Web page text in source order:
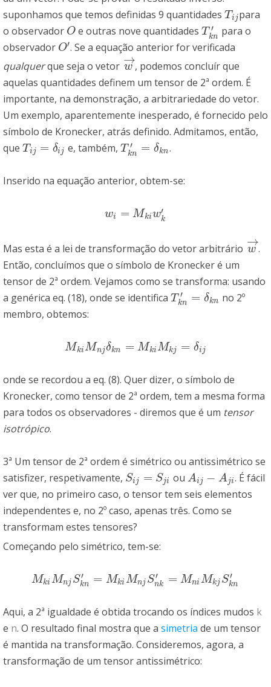
suponhamos que temos definidas 9 quantidades T ij
Tij para
o observador O
O e outras nove quantidadesT ′
kn
Tkn ′para o
observador O′
O′. Se a equação anterior for verificada
qualquerque seja o vetor w
→
w→, podemos concluír que
aquelas quantidades definem um tensor de 2ª ordem. É
importante, na demonstração, a arbitrariedade do vetor.
Um exemplo, aparentemente inesperado, é fornecido pelo
símbolo de Kronecker, atrás definido. Admitamos, então,
que T ij = δij
Tij= δij e, também, T ′
kn = δkn
Tkn =δ kn .
Inserido na equação anterior, obtem-se:
wi = Mkiw′
k
wi= Mkiwk′
Mas esta é a lei de transformação do vetor arbitrário w
→
w→.
Então, concluímos que o símbolo de Kronecker é um
tensor de 2ª ordem. Vejamos como se transforma: usando
a genérica eq. (18), onde se identifica T ′
kn = δkn
Tkn =δ kn
no 2º
membro, obtemos:
MkiMnjδkn = MkiMkj = δij
MkiMnjδkn= Mk iMkj=δij
onde se recordou a eq. (8). Quer dizer, o símbolo de
Kronecker, como tensor de 2ª ordem, tem a mesma forma
para todos os observadores - diremos que é um tensor
isotrópico.
3ª Um tensor de 2ª ordem é simétrico ou antissimétrico se
satisfizer, respetivamente, Sij = Sji
Sij= Sji ouAij − Aji
Aij− Aji
. É fácil
ver que, no primeiro caso, o tensor tem seis elementos
independentes e, no 2º caso, apenas três. Como se
transformam estes tensores?
Começando pelo simétrico, tem-se:
Mki Mnj S′
kn = Mki Mnj S′
nk = Mni Mkj S′
kn
MkiMnjSkn′= Mk iMnjSnk′=Mn MkjSkn′
Aqui, a 2ª igualdade é obtida trocando os índices mudos k
e n. O resultado final mostra que a simetria de um tensor
é mantida na transformação. Consideremos, agora, a
transformação de um tensor antissimétrico: